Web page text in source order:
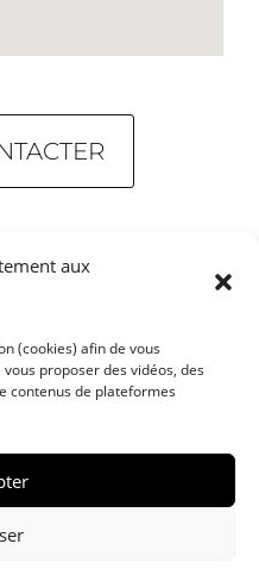
aux
(cookies) afin de vous
proposer des vidéos, des
contenus de plateformes
Honoraires
(UE)